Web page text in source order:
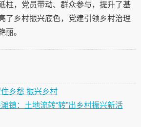
柱，党员带动、群众参与，提升了基
了乡村振兴底色，党建引领乡村治理
丽。
乡愁 振兴乡村
镇：土地流转“转”出乡村振兴新活